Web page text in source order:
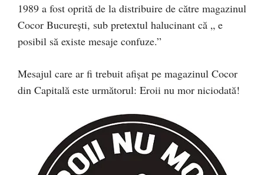
1989 a fost oprită de la distribuire de către magazinul
Cocor București, sub pretextul halucinant că „ e
posibil să existe mesaje confuze.”
Mesajul care ar fi trebuit afișat pe magazinul Cocor
din Capitală este următorul: Eroii nu mor niciodată!